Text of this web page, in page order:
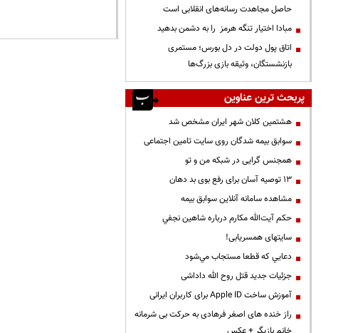
حاصل مجاهدت رسانه‌های انقلابی است
مبادا اختیار تنگه هرمز را به دشمن بدهید
اتاق پول دولت در دل بورس؛ مستمری
بازنشستگان، وثیقه بازی بزرگ‌ها
پربحث ترین عناوین
هشتمین کلان شهر ایران مشخص شد
سوابق بیمه شدگان روی سایت تامین اجتماعی
همجنس گرایی در شبکه من و تو
13 توصیه آسان برای رفع بوی بد دهان
مشاهده سامانه آنلاين سوابق بیمه
حكم آيت‌الله مكارم درباره شاهين نجفي
سایتهای همسریابی!
دعايي كه قطعا مستجاب مي‌شود
جزئیات جدید قتل روح الله داداشی
آموزش ساخت Apple ID برای کاربران ایرانی
راز خنده های اصغر فرهادی به حرکت بی شرمانه